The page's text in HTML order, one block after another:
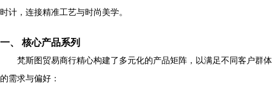
时计，连接精准工艺与时尚美学。
一、 核心产品系列
梵斯图贸易商行精心构建了多元化的产品矩阵，以满足不同客户群体
的需求与偏好：